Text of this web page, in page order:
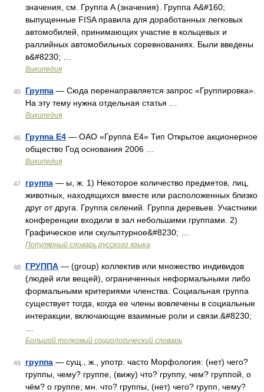
значения, см. Группа A (значения). Группа A&#160;
выпущенные FISA правила для доработанных легковых
автомобилей, принимающих участие в кольцевых и
раллийных автомобильных соревнованиях. Были введены
в&#8230; …
Википедия
45 Группа — Сюда перенаправляется запрос «Группировка».
На эту тему нужна отдельная статья …
Википедия
46 Группа Е4 — ОАО «Группа Е4» Тип Открытое акционерное
общество Год основания 2006 …
Википедия
47 группа — ы, ж. 1) Некоторое количество предметов, лиц,
животных, находящихся вместе или расположенных близко
друг от друга. Группа селений. Группа деревьев. Участники
конференции входили в зал небольшими группами. 2)
Графическое или скульптурное&#8230; …
Популярный словарь русского языка
48 ГРУППА — (group) коллектив или множество индивидов
(людей или вещей), ограниченных неформальными либо
формальными критериями членства. Социальная группа
существует тогда, когда ее члены вовлечены в социальные
интеракции, включающие взаимные роли и связи.&#8230;
Большой толковый социологический словарь
49 группа — сущ., ж., употр. часто Морфология: (нет) чего?
группы, чему? группе, (вижу) что? группу, чем? группой, о
чём? о группе; мн. что? группы, (нет) чего? групп, чему?